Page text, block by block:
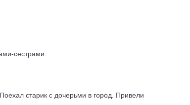
сестрами.
старик с дочерьми в город. Привели